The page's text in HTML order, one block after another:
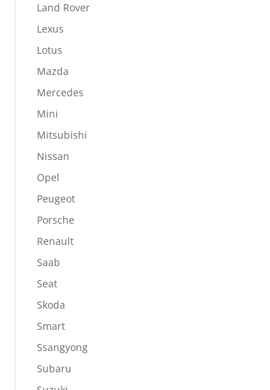
Land Rover
Lexus
Lotus
Mazda
Mercedes
Mini
Mitsubishi
Nissan
Opel
Peugeot
Porsche
Renault
Saab
Seat
Skoda
Smart
Ssangyong
Subaru